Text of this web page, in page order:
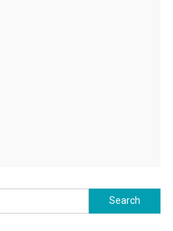
Search for: